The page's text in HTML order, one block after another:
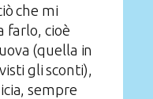
che mi
farlo, cioè
(quella in
gli sconti),
sempre